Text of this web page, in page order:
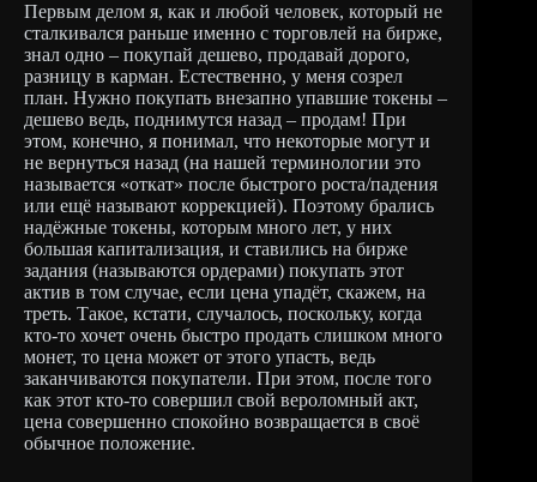
Первым делом я, как и любой человек, который не
сталкивался раньше именно с торговлей на бирже,
знал одно – покупай дешево, продавай дорого,
разницу в карман. Естественно, у меня созрел
план. Нужно покупать внезапно упавшие токены –
дешево ведь, поднимутся назад – продам! При
этом, конечно, я понимал, что некоторые могут и
не вернуться назад (на нашей терминологии это
называется «откат» после быстрого роста/падения
или ещё называют коррекцией). Поэтому брались
надёжные токены, которым много лет, у них
большая капитализация, и ставились на бирже
задания (называются ордерами) покупать этот
актив в том случае, если цена упадёт, скажем, на
треть. Такое, кстати, случалось, поскольку, когда
кто-то хочет очень быстро продать слишком много
монет, то цена может от этого упасть, ведь
заканчиваются покупатели. При этом, после того
как этот кто-то совершил свой вероломный акт,
цена совершенно спокойно возвращается в своё
обычное положение.